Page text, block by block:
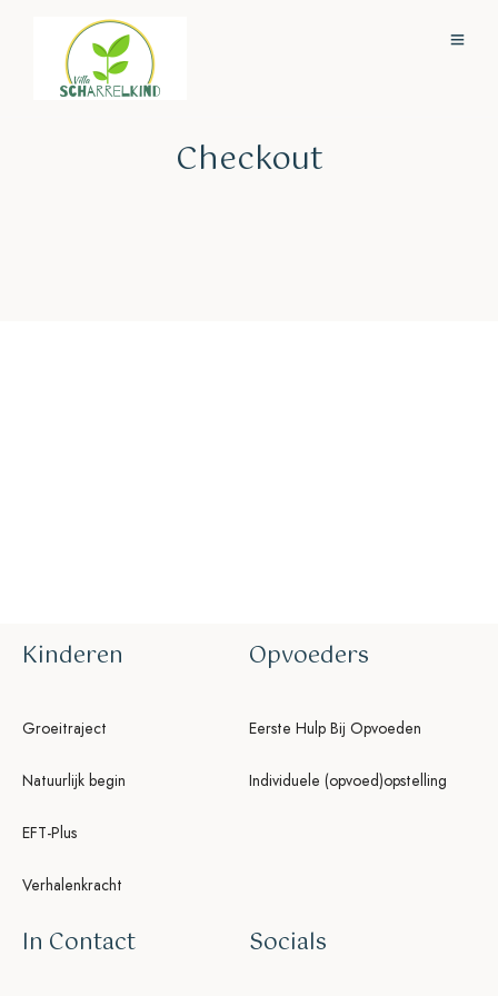
Checkout
Kinderen
Groeitraject
Natuurlijk begin
EFT-Plus
Verhalenkracht
Opvoeders
Eerste Hulp Bij Opvoeden
Individuele (opvoed)opstelling
In Contact Socials